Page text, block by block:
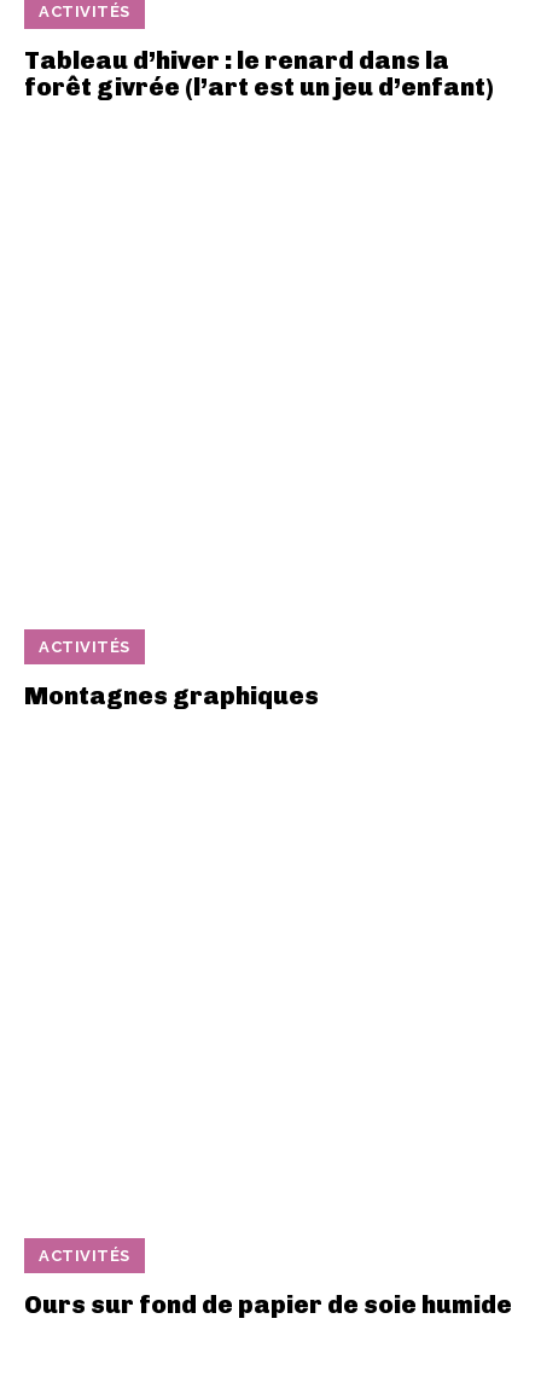
ACTIVITÉS
Tableau d’hiver : le renard dans la
forêt givrée (l’art est un jeu d’enfant)
ACTIVITÉS
Montagnes graphiques
ACTIVITÉS
Ours sur fond de papier de soie humide